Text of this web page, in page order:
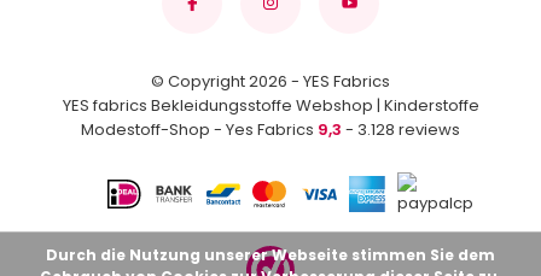
© Copyright 2026 - YES Fabrics
YES fabrics Bekleidungsstoffe Webshop | Kinderstoffe
Modestoff-Shop - Yes Fabrics 9,3 - 3.128 reviews
Durch die Nutzung unserer Webseite stimmen Sie dem